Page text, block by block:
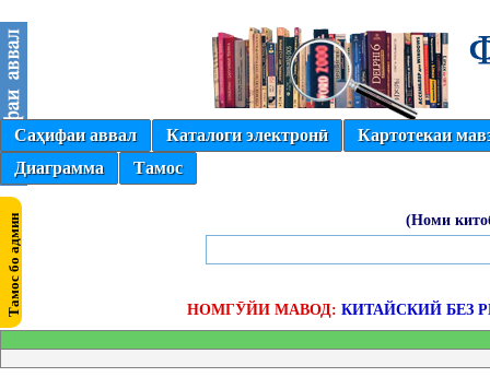
Саҳифаи аввал Каталоги электронӣ
Картотекаи
Диаграмма
Тамос
(Номи
НОМГӮЙИ МАВОД: КИТАЙСКИЙ БЕЗ